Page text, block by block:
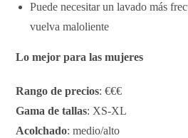
Puede necesitar un lavado más
vuelva maloliente
Lo mejor para las mujeres
Rango de precios: €€€
Gama de tallas: XS-XL
Acolchado: medio/alto